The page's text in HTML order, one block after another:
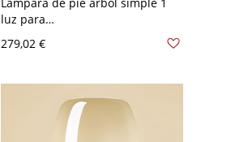
luz para
LED/incandescente/fluorescente
con pantalla de tela blanca uso
110V-120V, 47.5"
279,02 €